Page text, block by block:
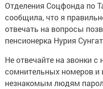
Отделения Соцфонда по
сообщила, что я
отвечать на вопросы
пенсионерка Нурия
Не отвечайте на звонки
сомнительных номеров и
незнакомым людям